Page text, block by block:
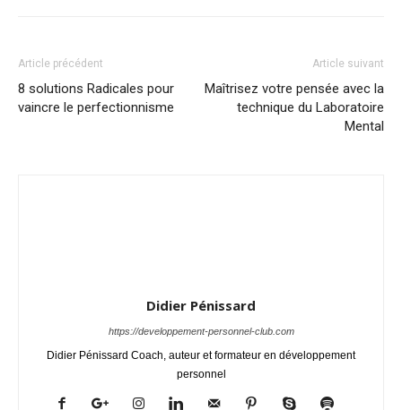
Article précédent
8 solutions Radicales pour
vaincre le perfectionnisme
Article suivant
Maîtrisez votre pensée avec la
technique du Laboratoire
Mental
Didier Pénissard
https://developpement-personnel-club.com
Didier Pénissard Coach, auteur et formateur en développement
personnel